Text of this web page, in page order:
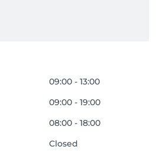
09:00 - 13:00
09:00 - 19:00
08:00 - 18:00
Closed